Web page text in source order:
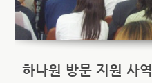
하나원 방문 지원 사역